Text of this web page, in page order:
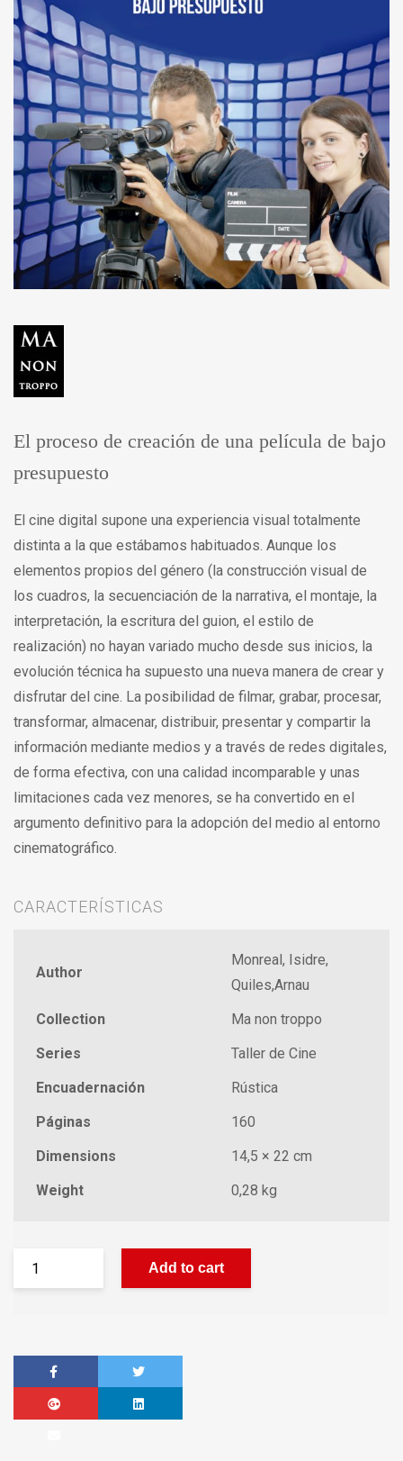
El proceso de creación de una película de bajo
presupuesto
El cine digital supone una experiencia visual totalmente
distinta a la que estábamos habituados. Aunque los
elementos propios del género (la construcción visual de
los cuadros, la secuenciación de la narrativa, el montaje, la
interpretación, la escritura del guion, el estilo de
realización) no hayan variado mucho desde sus inicios, la
evolución técnica ha supuesto una nueva manera de crear y
disfrutar del cine. La posibilidad de filmar, grabar, procesar,
transformar, almacenar, distribuir, presentar y compartir la
información mediante medios y a través de redes digitales,
de forma efectiva, con una calidad incomparable y unas
limitaciones cada vez menores, se ha convertido en el
argumento definitivo para la adopción del medio al entorno
cinematográfico.
CARACTERÍSTICAS
Author
Monreal, Isidre,
Quiles,Arnau
Collection
Ma non troppo
Series
Taller de Cine
Encuadernación
Rústica
Páginas
160
Dimensions
14,5 × 22 cm
Weight
0,28 kg
Add to cart